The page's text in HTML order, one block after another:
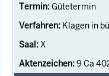
Gütetermin
Klagen in
X
9 Ca